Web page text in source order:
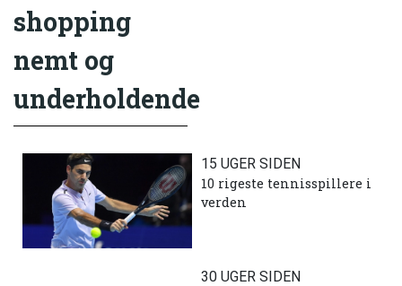
shopping
nemt og
underholdende
15 UGER SIDEN
10 rigeste tennisspillere i
verden
30 UGER SIDEN